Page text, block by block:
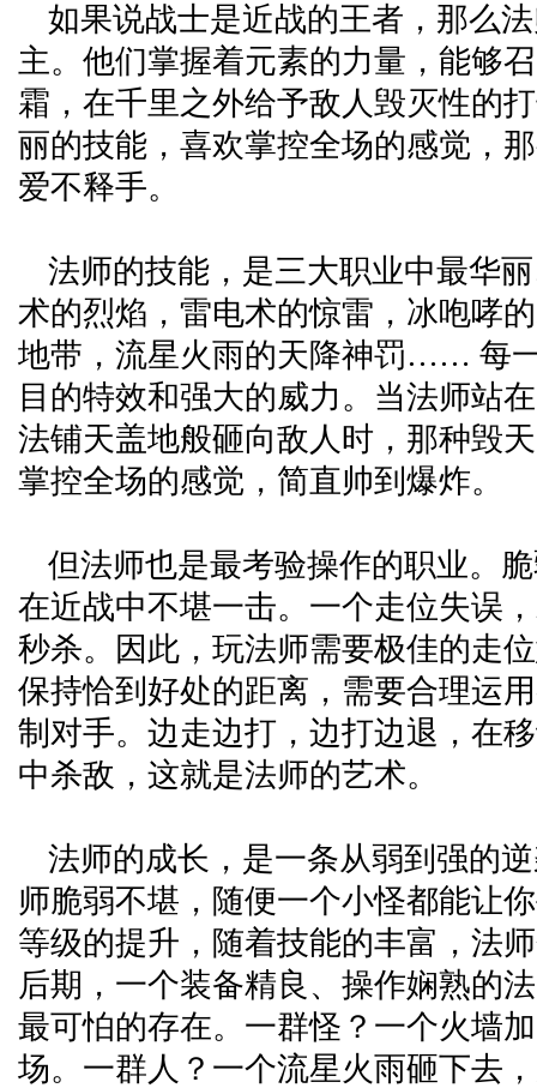
如果说战士是近战的王者，那么
主。他们掌握着元素的力量，能够
霜，在千里之外给予敌人毁灭性的
丽的技能，喜欢掌控全场的感觉，
爱不释手。
法师的技能，是三大职业中最华
术的烈焰，雷电术的惊雷，冰咆哮
地带，流星火雨的天降神罚…… 每
目的特效和强大的威力。当法师站
法铺天盖地般砸向敌人时，那种毁
掌控全场的感觉，简直帅到爆炸。
但法师也是最考验操作的职业。
在近战中不堪一击。一个走位失误
秒杀。因此，玩法师需要极佳的走
保持恰到好处的距离，需要合理运
制对手。边走边打，边打边退，在
中杀敌，这就是法师的艺术。
法师的成长，是一条从弱到强的
师脆弱不堪，随便一个小怪都能让
等级的提升，随着技能的丰富，法
后期，一个装备精良、操作娴熟的
最可怕的存在。一群怪？一个火墙
场。一群人？一个流星火雨砸下去